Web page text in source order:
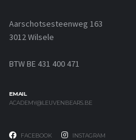
Aarschotsesteenweg 163
3012 Wilsele
BTW BE 431 400 471
EMAIL
ACADEMY@LEUVENBEARS.BE
FACEBOOK INSTAGRAM